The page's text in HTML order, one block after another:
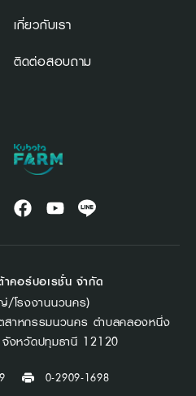
เกี่ยวกับเรา
ติดต่อสอบถาม
คอร์ปอเรชั่น จำกัด
/โรงงานนวนคร)
าหกรรมนวนคร ตำบลคลองหนึ่ง
งหวัดปทุมธานี 12120
0-2909-1698